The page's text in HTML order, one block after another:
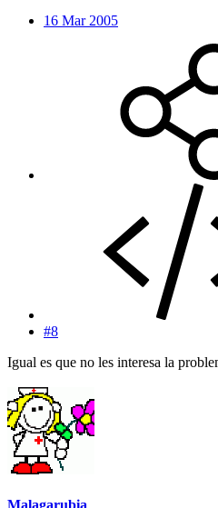
16 Mar 2005
#8
Igual es que no les interesa la
Malagarubia